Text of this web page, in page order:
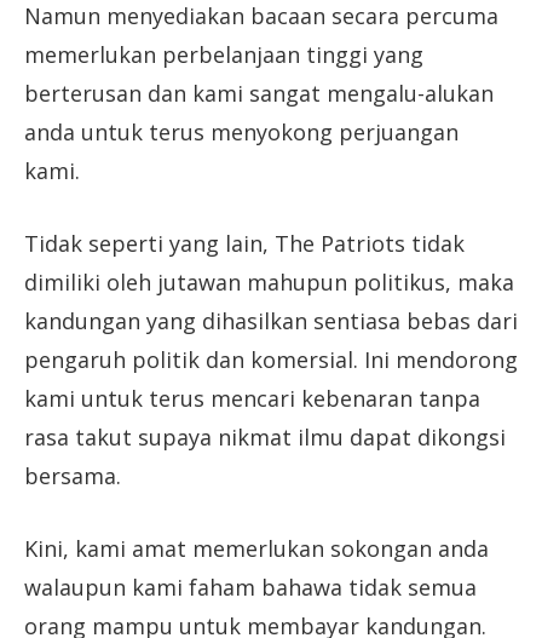
Namun menyediakan bacaan secara percuma
memerlukan perbelanjaan tinggi yang
berterusan dan kami sangat mengalu-alukan
anda untuk terus menyokong perjuangan
kami.
Tidak seperti yang lain, The Patriots tidak
dimiliki oleh jutawan mahupun politikus, maka
kandungan yang dihasilkan sentiasa bebas dari
pengaruh politik dan komersial. Ini mendorong
kami untuk terus mencari kebenaran tanpa
rasa takut supaya nikmat ilmu dapat dikongsi
bersama.
Kini, kami amat memerlukan sokongan anda
walaupun kami faham bahawa tidak semua
orang mampu untuk membayar kandungan.